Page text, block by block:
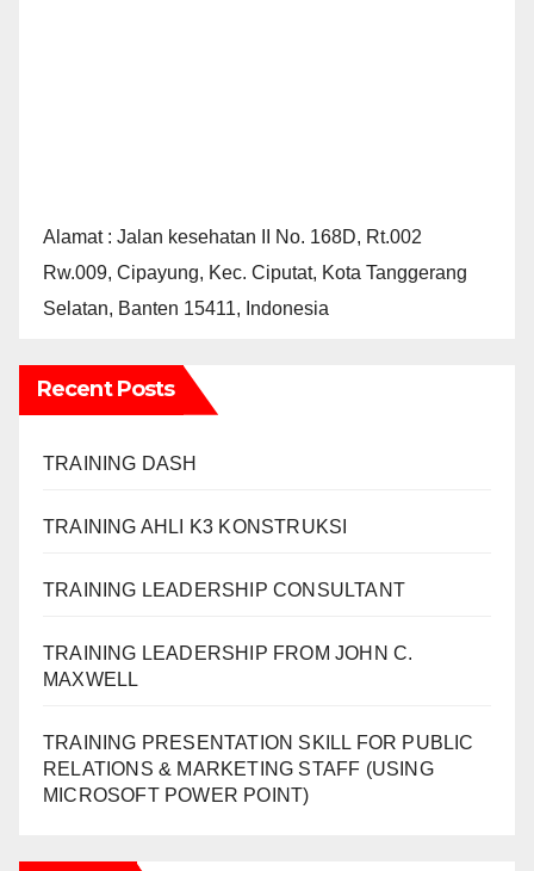
Alamat : Jalan kesehatan II No. 168D, Rt.002
Rw.009, Cipayung, Kec. Ciputat, Kota Tanggerang
Selatan, Banten 15411, Indonesia
Recent Posts
TRAINING DASH
TRAINING AHLI K3 KONSTRUKSI
TRAINING LEADERSHIP CONSULTANT
TRAINING LEADERSHIP FROM JOHN C.
MAXWELL
TRAINING PRESENTATION SKILL FOR PUBLIC
RELATIONS & MARKETING STAFF (USING
MICROSOFT POWER POINT)